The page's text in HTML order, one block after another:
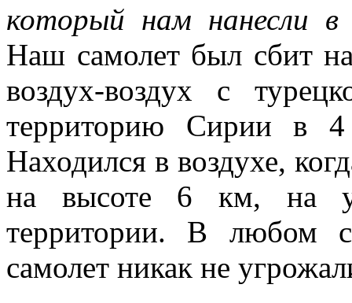
который нам нанесли в
Наш самолет был сбит
воздух-воздух с
территорию Сирии в
Находился в воздухе,
на высоте 6 км, на
территории. В любом
самолет никак не